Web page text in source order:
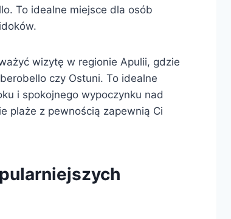
To idealne miejsce dla osób
wizytę w regionie Apulii, gdzie
czy Ostuni. To idealne
i spokojnego wypoczynku nad
plaże z pewnością zapewnią Ci